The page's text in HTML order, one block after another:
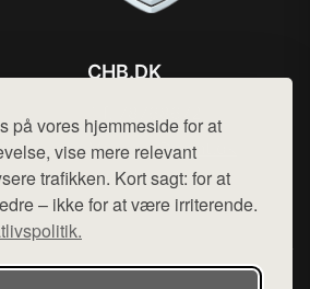
på vores hjemmeside for at
vise mere relevant
trafikken. Kort sagt: for at
– ikke for at være irriterende.
CHB.DK
Mail: hej@want.dk
Cookie- og privatlivspolitik